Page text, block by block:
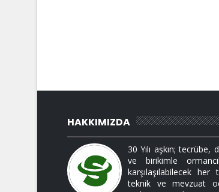
HAKKIMIZDA
30 Yılı aşkın; tecrübe,
ve birikimle
karşılaşılabilecek her
teknik ve mevzuat